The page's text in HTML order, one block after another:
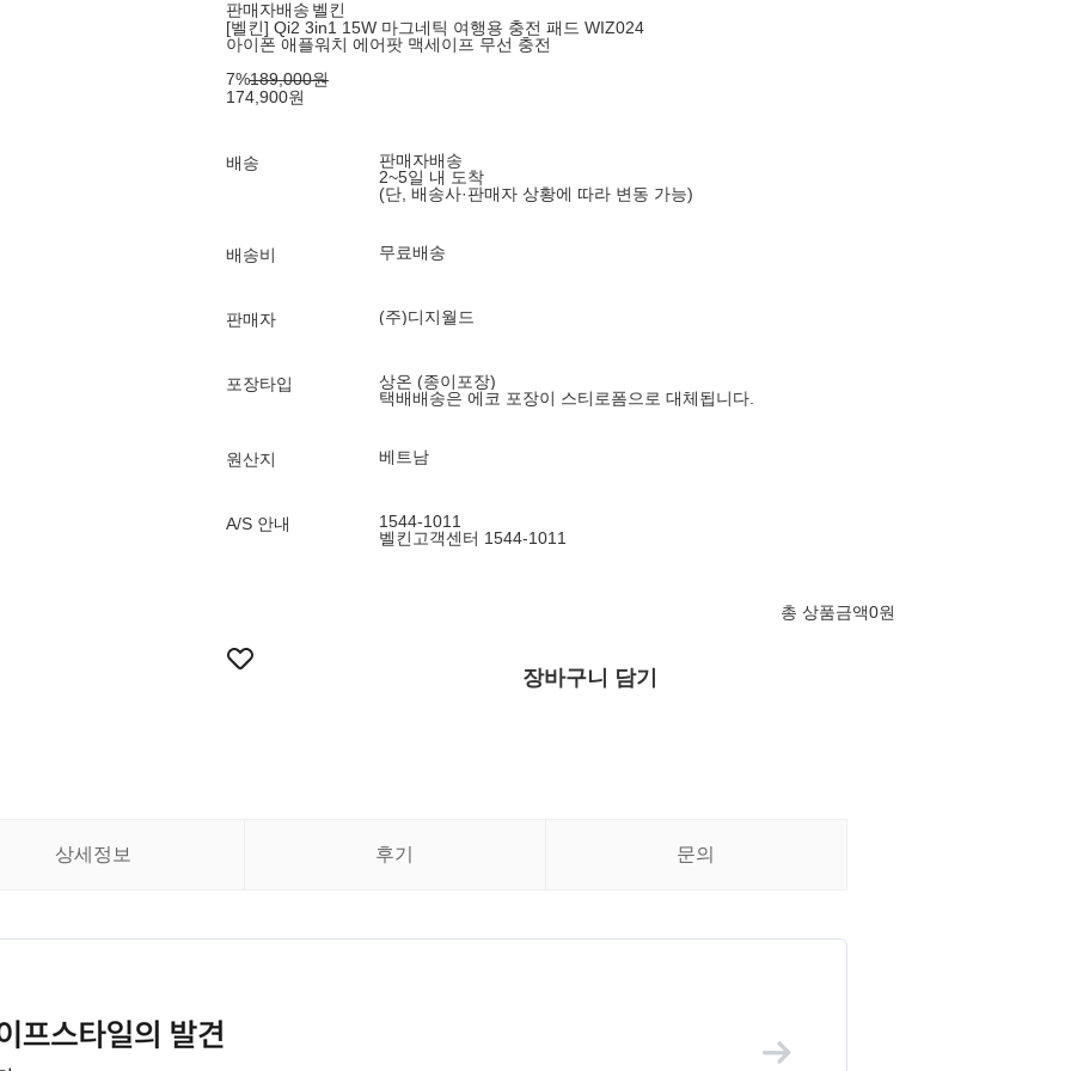
판매자배송 벨킨
[벨킨] Qi2 3in1 15W 마그네틱 여행용 충전 패드 WIZ024
아이폰 애플워치 에어팟 맥세이프 무선 충전
7%189,000원
174,900원
배송
판매자배송
2~5일 내 도착
(단, 배송사·판매자 상황에 따라 변동 가능)
배송비 무료배송
판매자 (주)디지월드
포장타입
상온 (종이포장)
택배배송은 에코 포장이 스티로폼으로 대체됩니다.
원산지 베트남
A/S 안내
1544-1011
벨킨고객센터 1544-1011
총 상품금액0원
장바구니 담기
상세정보 후기 문의